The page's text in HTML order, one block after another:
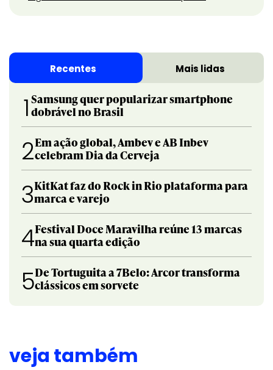
Recentes Mais lidas
1 Samsung quer popularizar smartphone
dobrável no Brasil
2Em ação global, Ambev e AB Inbev
celebram Dia da Cerveja
3KitKat faz do Rock in Rio plataforma para
marca e varejo
4Festival Doce Maravilha reúne 13 marcas
na sua quarta edição
5De Tortuguita a 7Belo: Arcor transforma
clássicos em sorvete
veja também